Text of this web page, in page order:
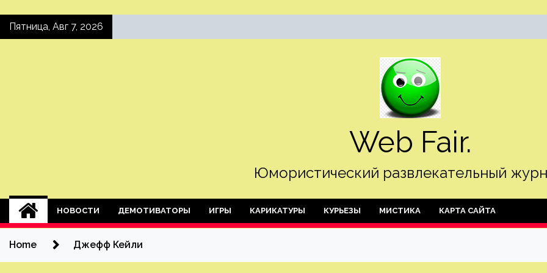
SkipПятница, Авг 7, 2026
Web Fair.
Юмористический развлекательный
НОВОСТИ ДЕМОТИВАТОРЫ ИГРЫ КАРИКАТУРЫ КУРЬЕЗЫ МИСТИКА КАРТА САЙТА
Home Джефф Кейли